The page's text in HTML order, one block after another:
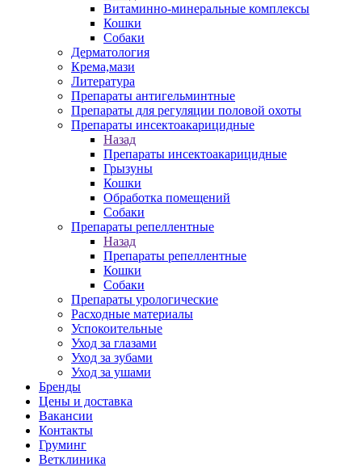
Витаминно-минеральные комплексы
Кошки
Собаки
Дерматология
Крема,мази
Литература
Препараты антигельминтные
Препараты для регуляции половой охоты
Препараты инсектоакарицидные
Назад
Препараты инсектоакарицидные
Грызуны
Кошки
Обработка помещений
Собаки
Препараты репеллентные
Назад
Препараты репеллентные
Кошки
Собаки
Препараты урологические
Расходные материалы
Успокоительные
Уход за глазами
Уход за зубами
Уход за ушами
Бренды
Цены и доставка
Вакансии
Контакты
Груминг
Ветклиника